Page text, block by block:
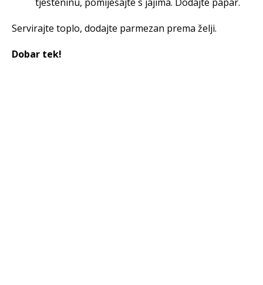
Servirajte toplo, dodajte parmezan prema želji.
Dobar tek!